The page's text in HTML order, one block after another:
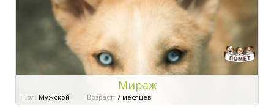
Мираж
Пол: Мужской Возраст: 7 месяцев